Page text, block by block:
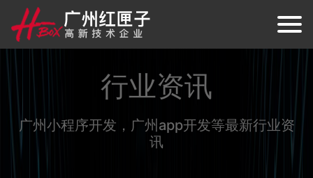
行业资讯
广州小程序开发，广州app开发等最新行业资
讯